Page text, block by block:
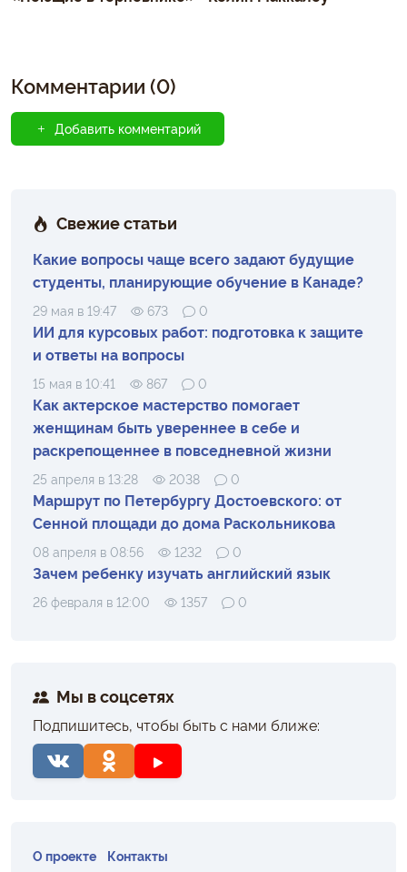
Комментарии (0)
Добавить комментарий
Свежие статьи
Какие вопросы чаще всего задают будущие
студенты, планирующие обучение в Канаде?
29 мая в 19:47 673 0
ИИ для курсовых работ: подготовка к защите
и ответы на вопросы
15 мая в 10:41 867 0
Как актерское мастерство помогает
женщинам быть увереннее в себе и
раскрепощеннее в повседневной жизни
25 апреля в 13:28 2038 0
Маршрут по Петербургу Достоевского: от
Сенной площади до дома Раскольникова
08 апреля в 08:56 1232 0
Зачем ребенку изучать английский язык
26 февраля в 12:00 1357 0
Мы в соцсетях
Подпишитесь, чтобы быть с нами ближе:
О проекте
Контакты